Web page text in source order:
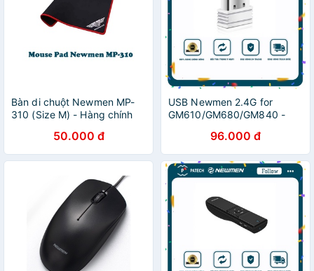
Bàn di chuột Newmen MP-
310 (Size M) - Hàng chính
50.000 đ
USB Newmen 2.4G for
GM610/GM680/GM840 -
96.000 đ